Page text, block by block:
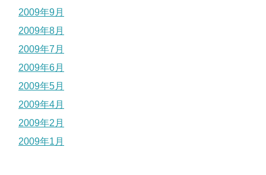
2009年9月
2009年8月
2009年7月
2009年6月
2009年5月
2009年4月
2009年2月
2009年1月